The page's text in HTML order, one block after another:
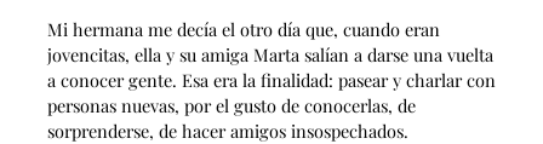
Mi hermana me decía el otro día que, cuando eran
jovencitas, ella y su amiga Marta salían a darse una vuelta
a conocer gente. Esa era la finalidad: pasear y charlar con
personas nuevas, por el gusto de conocerlas, de
sorprenderse, de hacer amigos insospechados.